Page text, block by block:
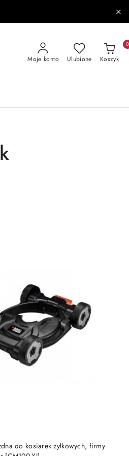
Moje konto Ulubione Koszyk
0
do kosiarek żyłkowych, firmy
PRODUKT NIEDOSTĘPNY